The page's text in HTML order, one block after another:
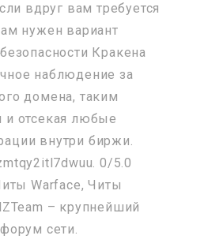
вдруг вам требуется
нужен вариант
Кракена
наблюдение за
домена, таким
и отсекая любые
внутри биржи.
0/5.0
Warface, Читы
– крупнейший
сети.